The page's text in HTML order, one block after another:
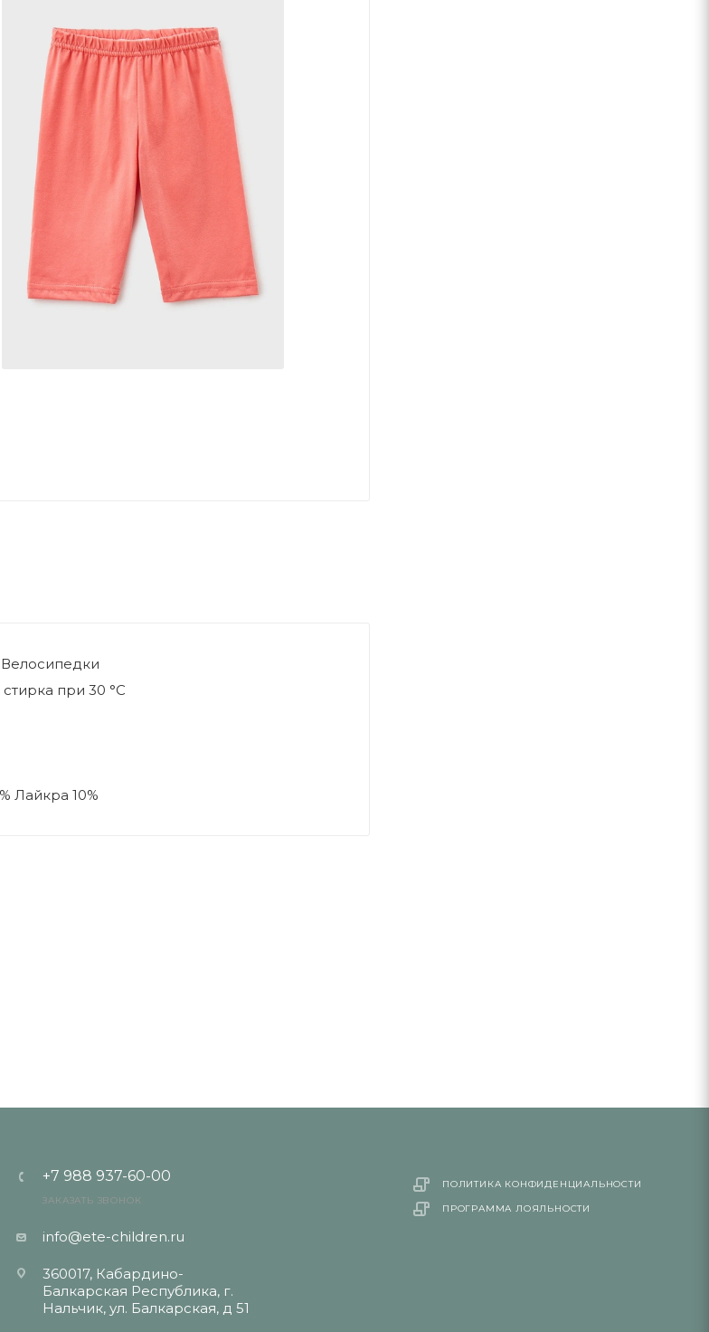
при 30 °C
Лайкра 10%
+7 988 937-60-00
ЗАКАЗАТЬ ЗВОНОК
info@ete-children.ru
360017, Кабардино-
Балкарская Республика, г.
Нальчик, ул. Балкарская, д 51
ПОЛИТИКА КОНФИДЕНЦИАЛЬНОСТИ
ПРОГРАММА ЛОЯЛЬНОСТИ